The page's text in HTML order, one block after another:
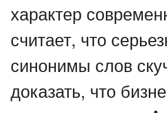
характер
считает, что
синонимы слов
доказать, что